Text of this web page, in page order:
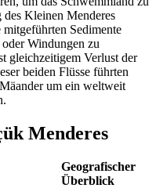
Kleinen Menderes
Sedimente
Windungen zu
gleichzeitigem Verlust der
beiden Flüsse führten
um ein weltweit
Menderes
Geografischer
Überblick